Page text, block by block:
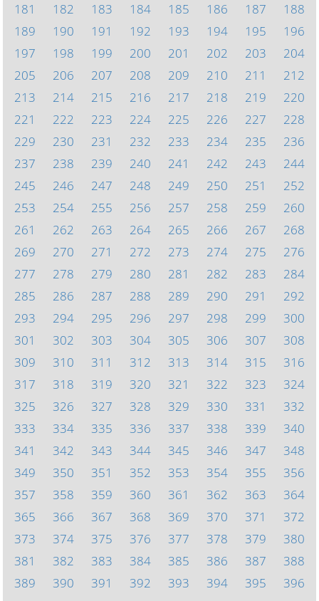
181
182 183 184 185 186 187
188
189
190 191 192 193 194 195
196
197
198 199 200 201 202 203
204
205
206 207 208 209 210 211
212
213
214 215 216 217 218 219
220
221
222 223 224 225 226 227
228
229
230 231 232 233 234 235
236
237
238 239 240 241 242 243
244
245
246 247 248 249 250 251
252
253
254 255 256 257 258 259
260
261
262 263 264 265 266 267
268
269
270 271 272 273 274 275
276
277
278 279 280 281 282 283
284
285
286 287 288 289 290 291
292
293
294 295 296 297 298 299
300
301
302 303 304 305 306 307
308
309
310 311 312 313 314 315
316
317
318 319 320 321 322 323
324
325
326 327 328 329 330 331
332
333
334 335 336 337 338 339
340
341
342 343 344 345 346 347
348
349
350 351 352 353 354 355
356
357
358 359 360 361 362 363
364
365
366 367 368 369 370 371
372
373
374 375 376 377 378 379
380
381
382 383 384 385 386 387
388
389
390 391 392 393 394 395
396